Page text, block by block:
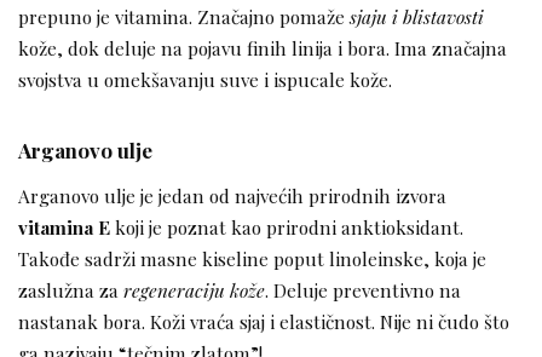
prepuno je vitamina. Značajno pomažesjaju i blistavosti
kože, dok deluje na pojavu finih linija i bora. Ima značajna
svojstva u omekšavanju suve i ispucale kože.
Arganovo ulje
Arganovo ulje je jedan od najvećih prirodnih izvora
vitamina Ekoji je poznat kao prirodni anktioksidant.
Takođe sadrži masne kiseline poput linoleinske, koja je
zaslužna zaregeneraciju kože. Deluje preventivno na
nastanak bora. Koži vraća sjaj i elastičnost. Nije ni čudo što